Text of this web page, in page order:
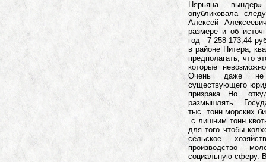
Нярьяна
опубликовала
Алексей
размере и об
год - 7 258 173,44
в районе Питера,
предполагать, что
которые
Очень даже не
существующего
призрака. Но
размышлять.
тыс. тонн морских
с лишним тонн
для того чтобы
сельское
производство
социальную сферу.